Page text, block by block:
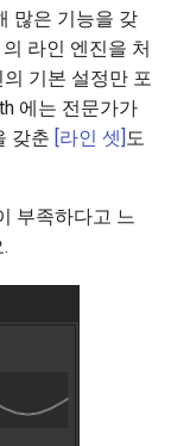
많은 기능을 갖
라인 엔진을 처
기본 설정만 포
에는 전문가가
갖춘 [라인 셋]도
부족하다고 느